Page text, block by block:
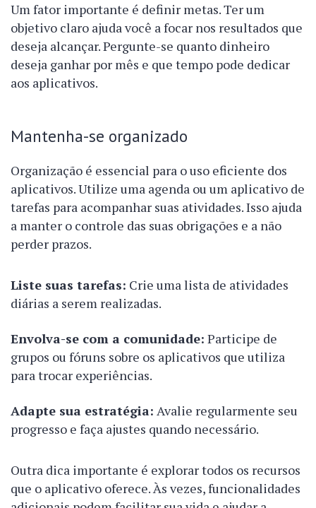
Um fator importante é definir metas. Ter um
objetivo claro ajuda você a focar nos resultados que
deseja alcançar. Pergunte-se quanto dinheiro
deseja ganhar por mês e que tempo pode dedicar
aos aplicativos.
Mantenha-se organizado
Organização é essencial para o uso eficiente dos
aplicativos. Utilize uma agenda ou um aplicativo de
tarefas para acompanhar suas atividades. Isso ajuda
a manter o controle das suas obrigações e a não
perder prazos.
Liste suas tarefas: Crie uma lista de atividades
diárias a serem realizadas.
Envolva-se com a comunidade: Participe de
grupos ou fóruns sobre os aplicativos que utiliza
para trocar experiências.
Adapte sua estratégia: Avalie regularmente seu
progresso e faça ajustes quando necessário.
Outra dica importante é explorar todos os recursos
que o aplicativo oferece. Às vezes, funcionalidades